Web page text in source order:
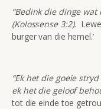
“Bedink die dinge
(Kolossense 3:2).
burger van die hemel.’
“Ek het die goeie
ek het die geloof
tot die einde toe getrou